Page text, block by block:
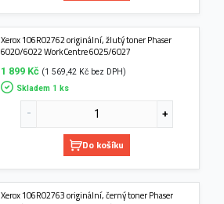
Xerox 106R02762 originální, žlutý toner Phaser
6020/6022 WorkCentre 6025/6027
1 899 Kč (1 569,42 Kč bez DPH)
Skladem 1 ks
Do košíku
Xerox 106R02763 originální, černý toner Phaser